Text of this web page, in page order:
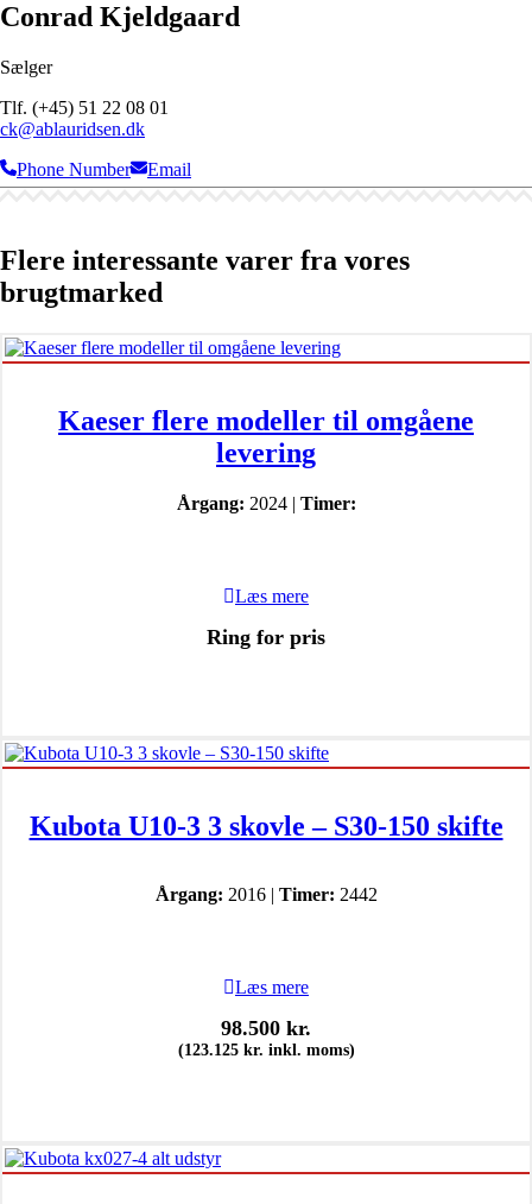
Conrad Kjeldgaard
Sælger
Tlf. (+45) 51 22 08 01
ck@ablauridsen.dk
Phone Number
Email
Flere interessante varer fra vores
brugtmarked
Kaeser flere modeller til omgåene
levering
Årgang: 2024 | Timer:
Læs mere
Ring for pris
Kubota U10-3 3 skovle – S30-150 skifte
Årgang: 2016 | Timer: 2442
Læs mere
98.500 kr.
(123.125 kr. inkl. moms)